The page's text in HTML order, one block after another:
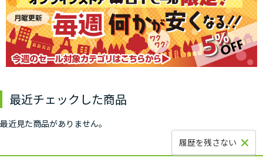
最近チェックした商品
最近見た商品がありません。
履歴を残さない